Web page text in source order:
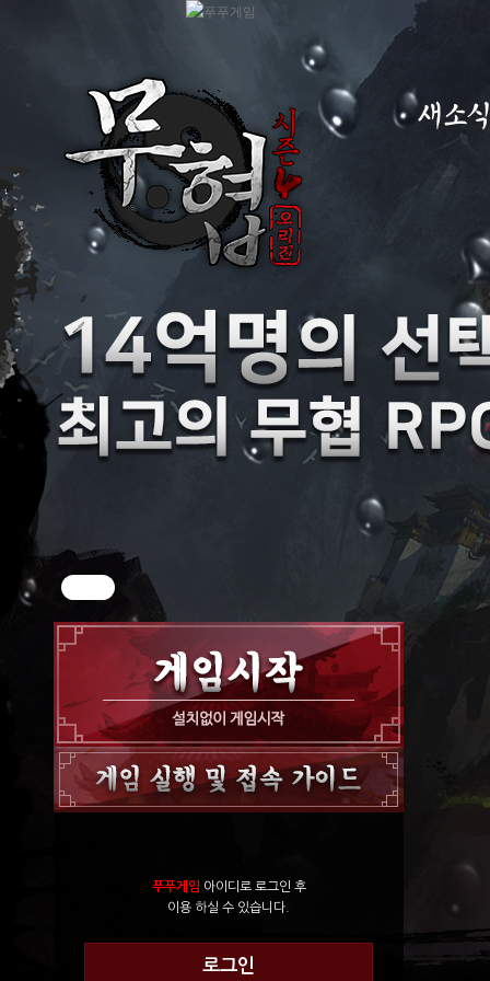
새소
공지사항
GM TIP
푸푸게임 아이디로 로그인 후
이용 하실 수 있습니다.
로그인